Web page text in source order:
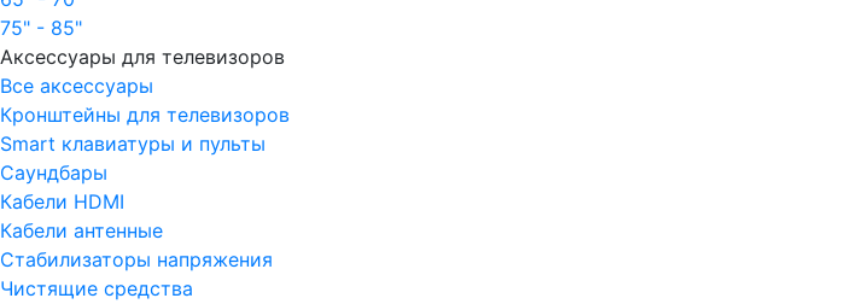
75" - 85"
Аксессуары для телевизоров
Все аксессуары
Кронштейны для телевизоров
Smart клавиатуры и пульты
Саундбары
Кабели HDMI
Кабели антенные
Стабилизаторы напряжения
Чистящие средства